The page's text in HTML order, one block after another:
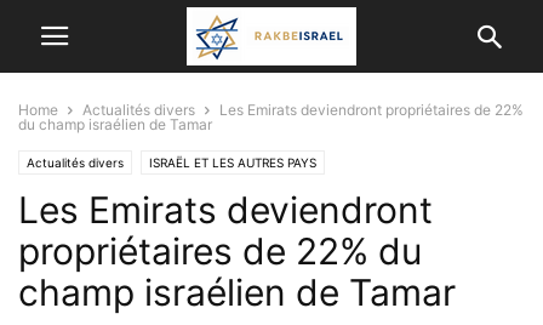
Home Actualités divers
Les Emirats deviendront propriétaires de 22%
du champ israélien de Tamar
Actualités divers ISRAËL ET LES AUTRES PAYS
Les Emirats deviendront
propriétaires de 22% du
champ israélien de Tamar